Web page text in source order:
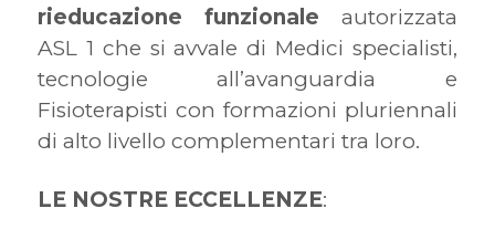
rieducazione
funzionale autorizzata
ASL 1 che si avvale di Medici specialisti,
tecnologie all’avanguardia e
Fisioterapisti con formazioni pluriennali
di alto livello complementari tra loro.
LE NOSTRE ECCELLENZE: